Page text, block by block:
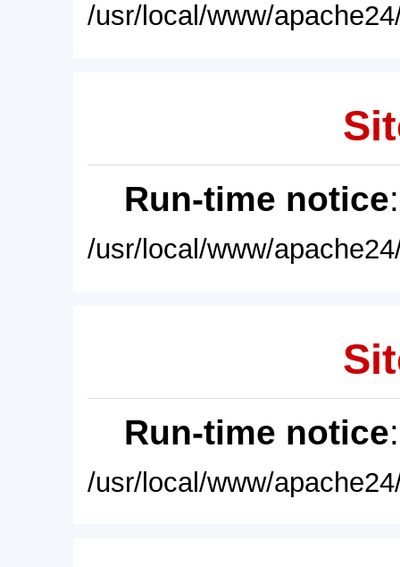
/usr/local/www/
Run-time notice
/usr/local/www/
Run-time notice
/usr/local/www/